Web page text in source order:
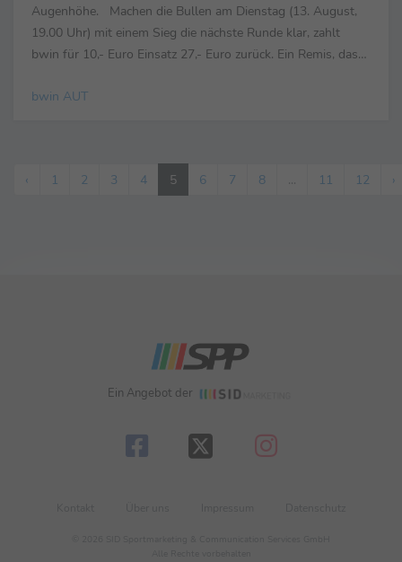
Augenhöhe. Machen die Bullen am Dienstag (13. August,
19.00 Uhr) mit einem Sieg die nächste Runde klar, zahlt
bwin für 10,- Euro Einsatz 27,- Euro zurück. Ein Remis, das
bwin AUT
‹ 1 2 3 4 5 6 7 8 ... 11 12 ›
Ein Angebot der